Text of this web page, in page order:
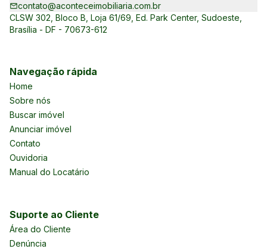
contato@aconteceimobiliaria.com.br
CLSW 302, Bloco B, Loja 61/69, Ed. Park Center, Sudoeste,
Brasília - DF - 70673-612
Navegação rápida
Home
Sobre nós
Buscar imóvel
Anunciar imóvel
Contato
Ouvidoria
Manual do Locatário
Suporte ao Cliente
Área do Cliente
Denúncia